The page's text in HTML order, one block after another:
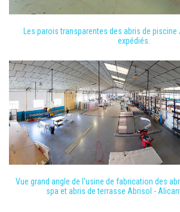
Les parois transparentes des abris de piscine
expédiés.
Vue grand angle de l'usine de fabrication des
spa et abris de terrasse Abrisol -